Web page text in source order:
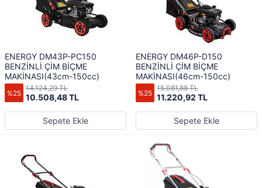
ENERGY DM43P-PC150
BENZİNLİ ÇİM BİÇME
MAKİNASI(43cm-150cc)
%25 10.508,48 TL
14.124,29 TL
Sepete Ekle
ENERGY DM46P-D150
BENZİNLİ ÇİM BİÇME
MAKİNASI(46cm-150cc)
%25 11.220,92 TL
15.081,88 TL
Sepete Ekle